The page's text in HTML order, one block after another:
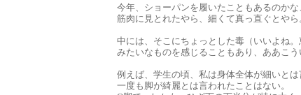
今年、ショーパンを履いたこともあるのか
筋肉に見とれたやら、細くて真っ直ぐとやら
中には、そこにちょっとした毒（いいよね。
みたいなものを感じることもあり、ああこう
例えば、学生の頃、私は身体全体が細いとは
一度も脚が綺麗とは言われたことはない。